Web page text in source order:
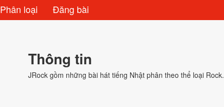
Phân loại Đăng bài
Thông tin
JRock gồm những bài hát tiếng Nhật phân theo thể loại Rock.